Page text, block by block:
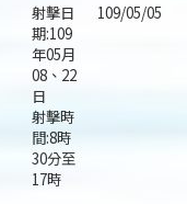
射擊日
期:109
年05月
08、22
日
射擊時
間:8時
30分至
17時
109/05/05